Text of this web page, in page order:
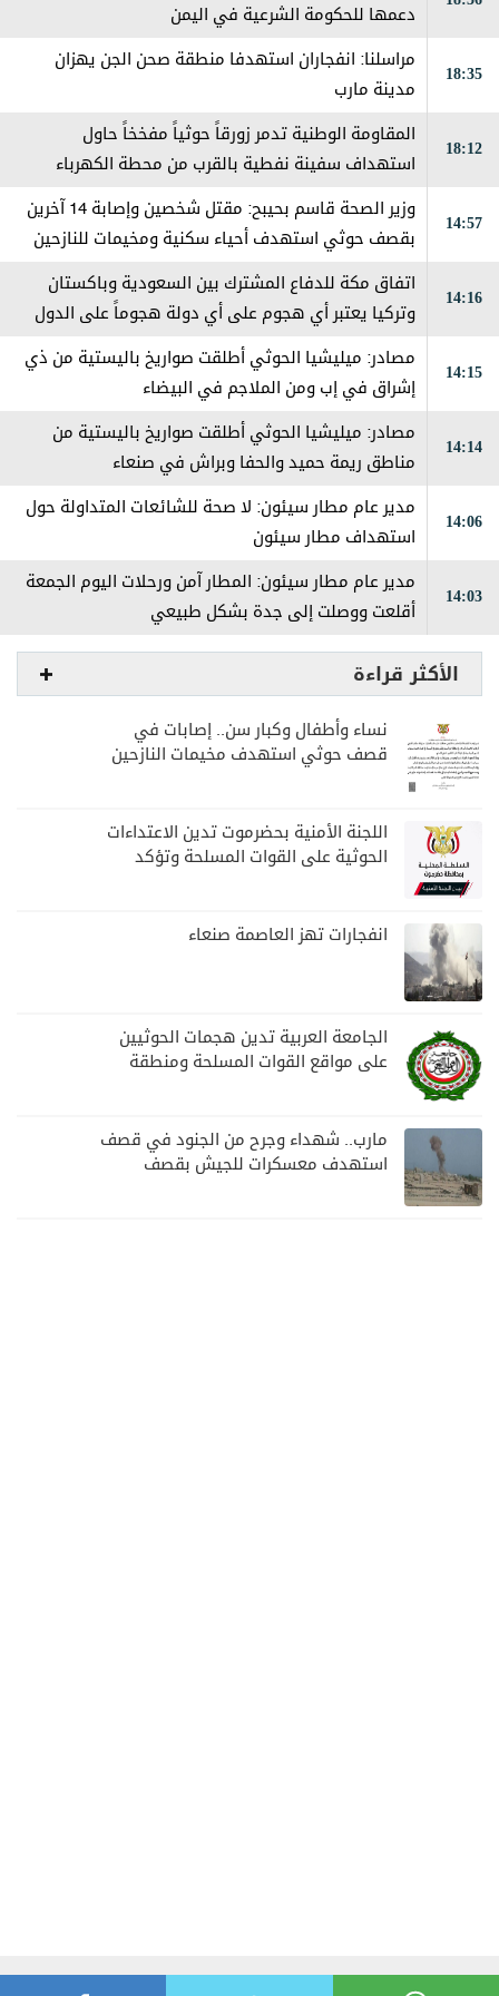
دعمها للحكومة الشرعية في اليمن
18:35
مراسلنا: انفجاران استهدفا منطقة صحن الجن يهزان
مدينة مارب
18:12
المقاومة الوطنية تدمر زورقاً حوثياً مفخخاً حاول
استهداف سفينة نفطية بالقرب من محطة الكهرباء
14:57
وزير الصحة قاسم بحيبح: مقتل شخصين وإصابة 14 آخرين
بقصف حوثي استهدف أحياء سكنية ومخيمات للنازحين
14:16
اتفاق مكة للدفاع المشترك بين السعودية وباكستان
وتركيا يعتبر ‏أي هجوم على أي دولة هجوماً على الدول
14:15
مصادر: ميليشيا الحوثي أطلقت صواريخ باليستية من ذي
إشراق في إب ومن الملاجم في البيضاء
14:14
مصادر: ميليشيا الحوثي أطلقت صواريخ باليستية من
مناطق ريمة حميد والحفا وبراش في صنعاء
14:06
مدير عام مطار سيئون: لا صحة للشائعات المتداولة حول
استهداف مطار سيئون
14:03
مدير عام مطار سيئون: المطار آمن ورحلات اليوم الجمعة
أقلعت ووصلت إلى جدة بشكل طبيعي
الأكثر قراءة
نساء وأطفال وكبار سن.. إصابات في
قصف حوثي استهدف مخيمات النازحين
اللجنة الأمنية بحضرموت تدين الاعتداءات
الحوثية على القوات المسلحة وتؤكد
انفجارات تهز العاصمة صنعاء
الجامعة العربية تدين هجمات الحوثيين
على مواقع القوات المسلحة ومنطقة
مارب.. شهداء وجرح من الجنود في قصف
استهدف معسكرات للجيش بقصف